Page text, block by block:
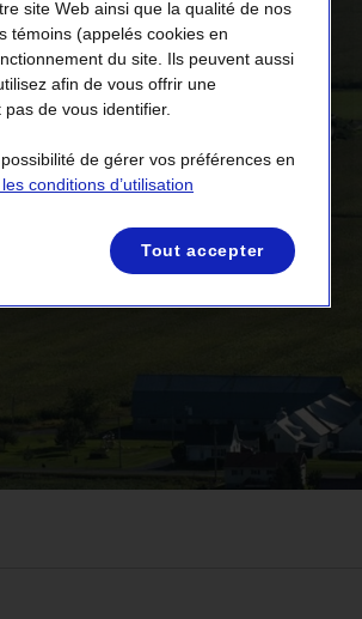
site Web ainsi que la qualité de nos
témoins (appelés cookies en
du site. Ils peuvent aussi
afin de vous offrir une
de vous identifier.
de gérer vos préférences en
conditions d’utilisation
Tout accepter